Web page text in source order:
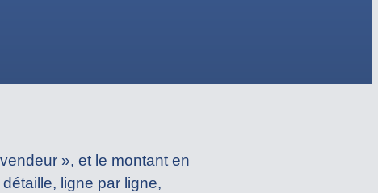
», et le montant en
ligne par ligne,